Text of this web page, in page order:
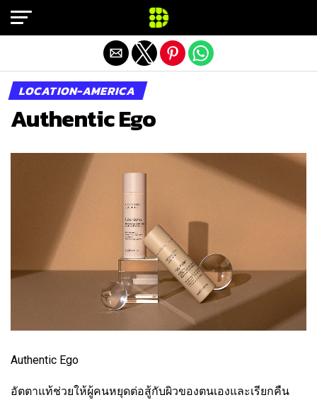
LOCATION-AMERICA
Authentic Ego
Authentic Ego
อัตตาแท้ช่วยให้ผู้คนหยุดต่อสู้กับผิวของตนเองและเรียกคืน
Exit mobile version